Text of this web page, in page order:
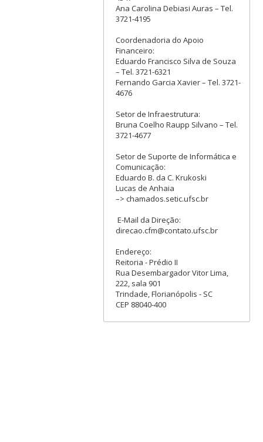
Ana Carolina Debiasi Auras – Tel.
3721-4195
Coordenadoria do Apoio
Financeiro:
Eduardo Francisco Silva de Souza
– Tel. 3721-6321
Fernando Garcia Xavier – Tel. 3721-
4676
Setor de Infraestrutura:
Bruna Coelho Raupp Silvano – Tel.
3721-4677
Setor de Suporte de Informática e
Comunicação:
Eduardo B. da C. Krukoski
Lucas de Anhaia
–> chamados.setic.ufsc.br
E-Mail da Direção:
direcao.cfm@contato.ufsc.br
Endereço:
Reitoria - Prédio II
Rua Desembargador Vitor Lima,
222, sala 901
Trindade, Florianópolis - SC
CEP 88040-400